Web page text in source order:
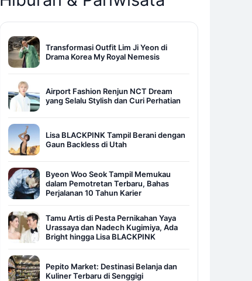
Transformasi Outfit Lim Ji Yeon di
Drama Korea My Royal Nemesis
Airport Fashion Renjun NCT Dream
yang Selalu Stylish dan Curi Perhatian
Lisa BLACKPINK Tampil Berani dengan
Gaun Backless di Utah
Byeon Woo Seok Tampil Memukau
dalam Pemotretan Terbaru, Bahas
Perjalanan 10 Tahun Karier
Tamu Artis di Pesta Pernikahan Yaya
Urassaya dan Nadech Kugimiya, Ada
Bright hingga Lisa BLACKPINK
Pepito Market: Destinasi Belanja dan
Kuliner Terbaru di Senggigi